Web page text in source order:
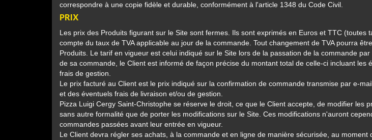
correspondre à une copie fidèle et durable, conformément à l'article 1348 du Code Civil.
PRIX
Les prix des Produits figurant sur le Site sont fermes. Ils sont exprimés en Euros et TTC (toutes
compte du taux de TVA applicable au jour de la commande. Tout changement de TVA pourra
Produits. Le tarif en vigueur est celui indiqué sur le Site lors de la passation de la commande
de sa commande, le Client est informé de façon précise du montant total de celle-ci incluant les
frais de gestion.
Le prix facturé au Client est le prix indiqué sur la confirmation de commande transmise par e-
et des éventuels frais de livraison et/ou de gestion.
Pizza Luigi Cergy Saint-Christophe se réserve le droit, ce que le Client accepte, de modifier les
sans autre formalité que de porter les modifications sur le Site. Ces modifications n'auront
commandes passées avant leur entrée en vigueur.
Le Client devra régler ses achats, à la commande et en ligne de manière sécurisée, au moment